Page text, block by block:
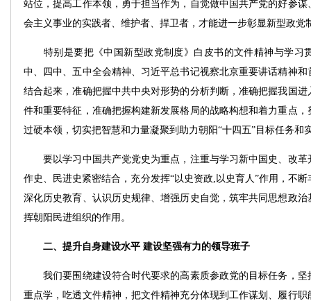
站位，提高工作本领，勇于担当作为，自觉做中国共产党的好参
会主义事业的实践者、维护者、捍卫者，才能进一步彰显新型政党
特别是要把《中国新型政党制度》白皮书的文件精神与学习
中、四中、五中全会精神、习近平总书记视察北京重要讲话精神
结合起来，准确把握中共中央对形势的分析判断，准确把握我国
件和重要特征，准确把握构建新发展格局的战略构想和着力重点
过硬本领，切实把智慧和力量凝聚到助力朝阳“十四五”目标任务和
要以学习中国共产党党史为重点，注重与学习新中国史、改革
作史、民进史紧密结合，充分发挥“以史资政,以史育人”作用，不
深化历史教育、认识历史规律、增强历史自觉，筑牢共同思想政
挥朝阳民进组织的作用。
二、提升自身建设水平 建设坚强有力的领导班子
我们要围绕建设符合时代要求的高素质参政党的目标任务，坚
重点学，吃透文件精神，把文件精神充分体现到工作谋划、履行